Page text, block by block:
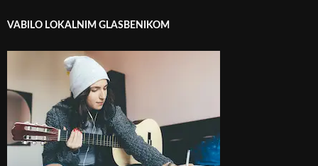
VABILO LOKALNIM GLASBENIKOM